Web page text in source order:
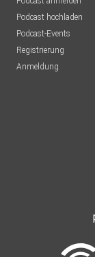
Podcast hochladen
Podcast-Events
Registrierung
Anmeldung